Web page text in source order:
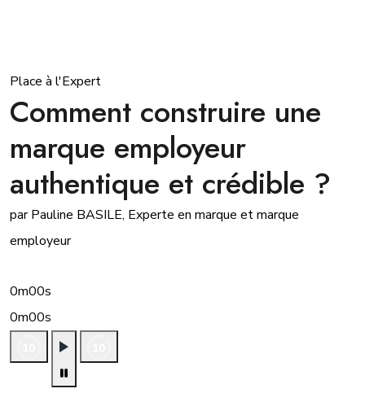
Place à l'Expert
Comment construire une
marque employeur
authentique et crédible ?
par Pauline BASILE, Experte en marque et marque
employeur
0m00s
0m00s